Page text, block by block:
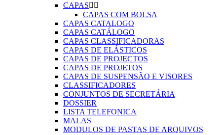
CAPAS 
CAPAS COM BOLSA
CAPAS CATALOGO
CAPAS CATÁLOGO
CAPAS CLASSIFICADORAS
CAPAS DE ELÁSTICOS
CAPAS DE PROJECTOS
CAPAS DE PROJETOS
CAPAS DE SUSPENSÃO E VISORES
CLASSIFICADORES
CONJUNTOS DE SECRETÁRIA
DOSSIER
LISTA TELEFONICA
MALAS
MODULOS DE PASTAS DE ARQUIVOS